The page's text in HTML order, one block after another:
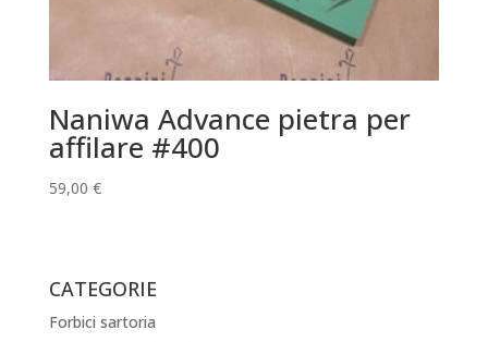
Naniwa Advance pietra per
affilare #400
59,00 €
CATEGORIE
Forbici sartoria